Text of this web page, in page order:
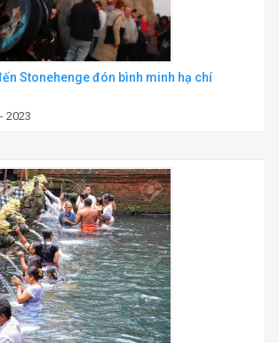
Stonehenge đón bình minh hạ chí
2023